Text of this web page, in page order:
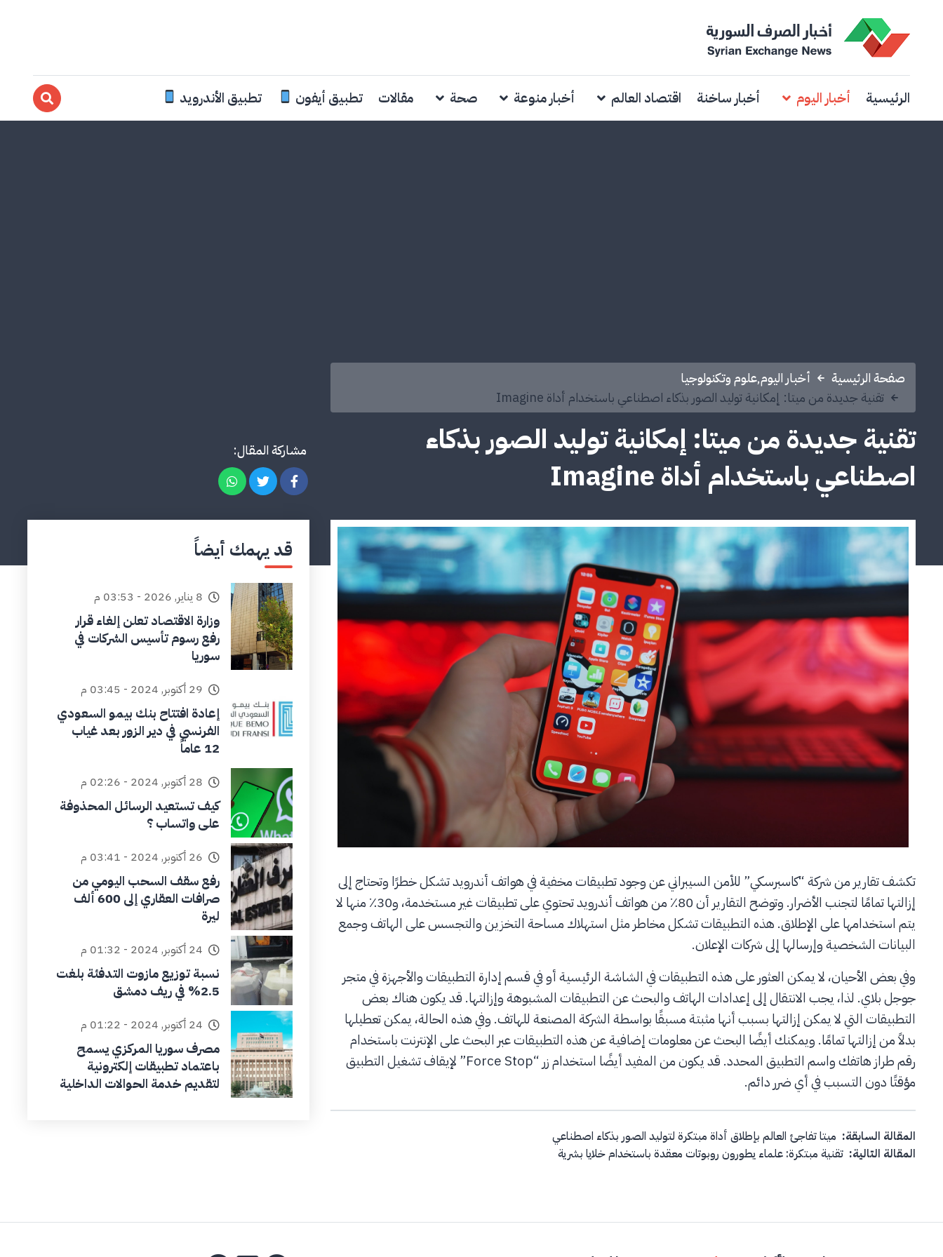
الرئيسية أخبار اليوم أخبار ساخنة اقتصاد العالم أخبار منوعة صحة مقالات تطبيق أيفون تطبيق الأندرويد
صفحة الرئيسية أخبار اليوم,علوم وتكنولوجيا
تقنية جديدة من ميتا: إمكانية توليد الصور بذكاء اصطناعي باستخدام أداة Imagine
تقنية جديدة من ميتا: إمكانية توليد الصور بذكاء
اصطناعي باستخدام أداة Imagine
مشاركة المقال:
تكشف تقارير من شركة “كاسبرسكي” للأمن السيبراني عن وجود تطبيقات مخفية في هواتف أندرويد تشكل خطرًا وتحتاج إلى
إزالتها تمامًا لتجنب الأضرار. وتوضح التقارير أن 80٪ من هواتف أندرويد تحتوي على تطبيقات غير مستخدمة، و30٪ منها لا
يتم استخدامها على الإطلاق. هذه التطبيقات تشكل مخاطر مثل استهلاك مساحة التخزين والتجسس على الهاتف وجمع
البيانات الشخصية وإرسالها إلى شركات الإعلان.
وفي بعض الأحيان، لا يمكن العثور على هذه التطبيقات في الشاشة الرئيسية أو في قسم إدارة التطبيقات والأجهزة في متجر
جوجل بلاي. لذا، يجب الانتقال إلى إعدادات الهاتف والبحث عن التطبيقات المشبوهة وإزالتها. قد يكون هناك بعض
التطبيقات التي لا يمكن إزالتها بسبب أنها مثبتة مسبقًا بواسطة الشركة المصنعة للهاتف. وفي هذه الحالة، يمكن تعطيلها
بدلاً من إزالتها تمامًا. ويمكنك أيضًا البحث عن معلومات إضافية عن هذه التطبيقات عبر البحث على الإنترنت باستخدام
رقم طراز هاتفك واسم التطبيق المحدد. قد يكون من المفيد أيضًا استخدام زر “Force Stop” لإيقاف تشغيل التطبيق
مؤقتًا دون التسبب في أي ضرر دائم.
Post navigation
المقالة السابقة: ميتا تفاجئ العالم بإطلاق أداة مبتكرة لتوليد الصور بذكاء اصطناعي
المقالة التالية: تقنية مبتكرة: علماء يطورون روبوتات معقدة باستخدام خلايا بشرية
قد يهمك أيضاً
8 يناير, 2026 - 03:53 م
وزارة الاقتصاد تعلن إلغاء قرار
رفع رسوم تأسيس الشركات في
سوريا
29 أكتوبر, 2024 - 03:45 م
إعادة افتتاح بنك بيمو السعودي
الفرنسي في دير الزور بعد غياب
12 عاماً
28 أكتوبر, 2024 - 02:26 م
كيف تستعيد الرسائل المحذوفة
على واتساب ؟
26 أكتوبر, 2024 - 03:41 م
رفع سقف السحب اليومي من
صرافات العقاري إلى 600 ألف
ليرة
24 أكتوبر, 2024 - 01:32 م
نسبة توزيع مازوت التدفئة بلغت
2.5% في ريف دمشق
24 أكتوبر, 2024 - 01:22 م
مصرف سوريا المركزي يسمح
باعتماد تطبيقات إلكترونية
لتقديم خدمة الحوالات الداخلية